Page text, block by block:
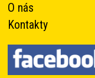
O nás
Kontakty